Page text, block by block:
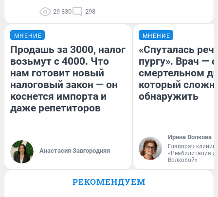
29 830 298
МНЕНИЕ
Продашь за 3000, налог
возьмут с 4000. Что
нам готовит новый
налоговый закон — он
коснется импорта и
даже репетиторов
Анастасия Завгородняя
МНЕНИЕ
«Спуталась
пургу». Врач — о
смертельном
который
обнаружить
Ирина Волкова
Главврач
«Реабилитация
Волковой»
РЕКОМЕНДУЕМ